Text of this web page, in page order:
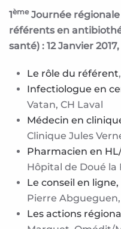
1èmeJournée
référents en
santé) : 12 Janvier
Le rôle du référent
Infectiologue en
Vatan, CH Laval
Médecin en
Clinique Jules
Pharmacien en
Hôpital de Doué la
Le conseil en
Pierre
Les actions